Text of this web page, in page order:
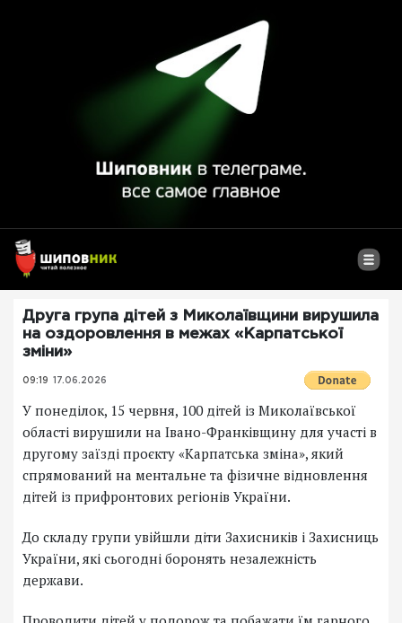
Друга група дітей з Миколаївщини вирушила
на оздоровлення в межах «Карпатської
зміни»
09:19 17.06.2026
У понеділок, 15 червня, 100 дітей із Миколаївської
області вирушили на Івано-Франківщину для участі в
другому заїзді проєкту «Карпатська зміна», який
спрямований на ментальне та фізичне відновлення
дітей із прифронтових регіонів України.
До складу групи увійшли діти Захисників і Захисниць
України, які сьогодні боронять незалежність
держави.